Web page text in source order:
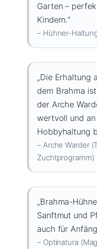
Garten –
Kindern.“
– Hühner-
„Die Erhaltung
dem Brahma
der Arche
wertvoll und
Hobbyhaltung
– Arche Warder
Zuchtprogramm)
„Brahma-
Sanftmut und
auch für
– Optinatura